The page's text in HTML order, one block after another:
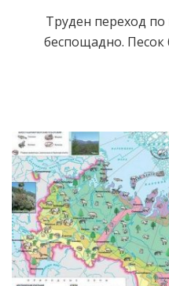
Труден переход
беспощадно. Песок